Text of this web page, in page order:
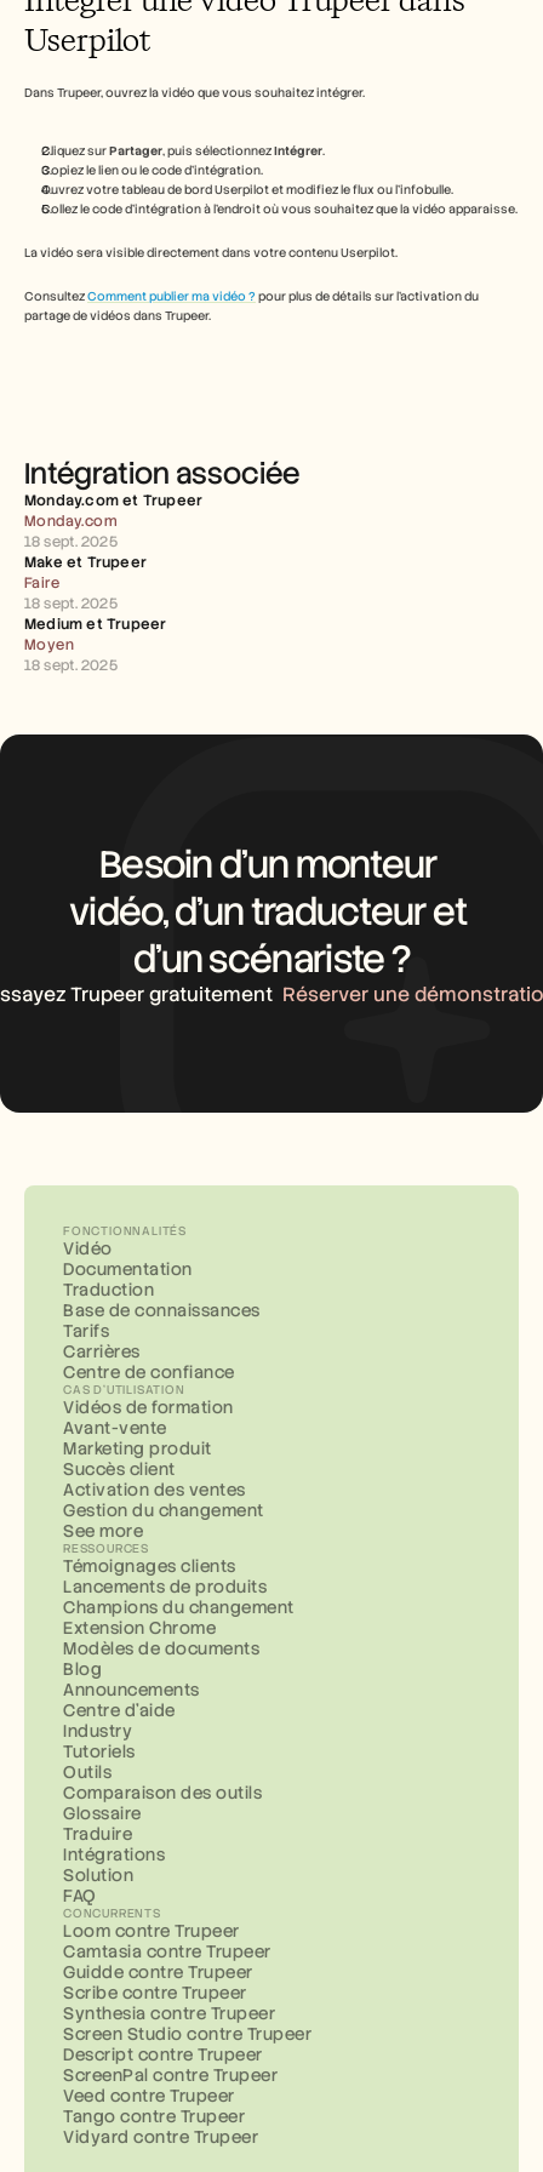
Userpilot
Dans Trupeer, ouvrez la vidéo que vous souhaitez intégrer.
Cliquez sur Partager, puis sélectionnez Intégrer.
Copiez le lien ou le code d’intégration.
Ouvrez votre tableau de bord Userpilot et modifiez le flux ou l’infobulle.
Collez le code d’intégration à l’endroit où vous souhaitez que la vidéo apparaisse.
La vidéo sera visible directement dans votre contenu Userpilot.
Consultez Comment publier ma vidéo ? pour plus de détails sur l’activation du
partage de vidéos dans Trupeer.
Intégration associée
Monday.com et Trupeer
Monday.com
18 sept. 2025
Make et Trupeer
Faire
18 sept. 2025
Medium et Trupeer
Moyen
18 sept. 2025
Besoin d’un monteur
vidéo, d’un traducteur et
d’un scénariste ?
Trupeer gratuitement Réserver une
FONCTIONNALITÉS
Vidéo
Documentation
Traduction
Base de connaissances
Tarifs
Carrières
Centre de confiance
CAS D'UTILISATION
Vidéos de formation
Avant-vente
Marketing produit
Succès client
Activation des ventes
Gestion du changement
See more
RESSOURCES
Témoignages clients
Lancements de produits
Champions du changement
Extension Chrome
Modèles de documents
Blog
Announcements
Centre d'aide
Industry
Tutoriels
Outils
Comparaison des outils
Glossaire
Traduire
Intégrations
Solution
FAQ
CONCURRENTS
Loom contre Trupeer
Camtasia contre Trupeer
Guidde contre Trupeer
Scribe contre Trupeer
Synthesia contre Trupeer
Screen Studio contre Trupeer
Descript contre Trupeer
ScreenPal contre Trupeer
Veed contre Trupeer
Tango contre Trupeer
Vidyard contre Trupeer
Tarifs
Carrières
FAQ
Announcement
CAS D'UTILISATION
Activation des ventes
Pré-vente
Marketing produit
Succès client
See more